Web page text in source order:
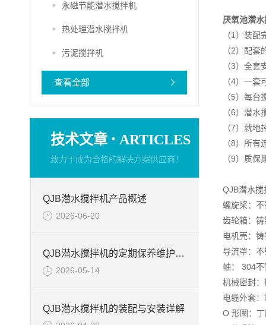
永磁节能潜水搅拌机
热处理潜水搅拌机
污泥搅拌机
查看全部
技术文章 · ARTICLES
致力于成为合格的解决方案供应商！
QJB潜水搅拌机产品概述
2026-06-20
QJB潜水搅拌机的定期保养维护的注意事项
2026-05-14
QJB潜水搅拌机的装配与安装详解
厌氧池潜
（1）装配
（2）配套
（3）全
（4）一
（5）每台
（6）潜
（7）就地
（8）所
（9）质
QJB潜水
螺旋桨：
齿轮箱：
电机壳：
导流罩：
轴： 304不
机械密封
电缆外套
O 形圈：